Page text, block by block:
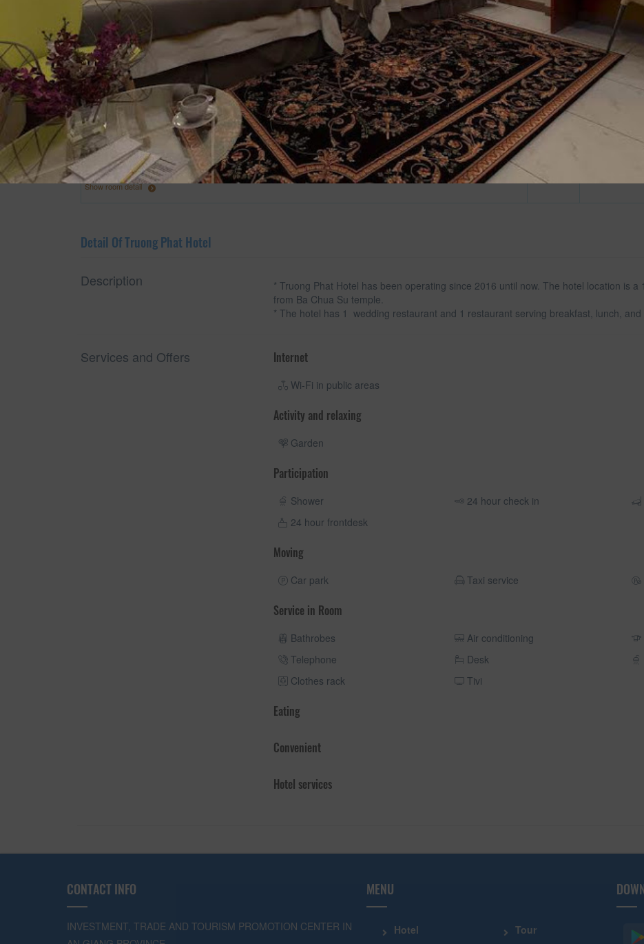
Show room detail
2 giường đôi
Miễn phí
cả các phòng
Detail Of Truong Phat Hotel
Description
* Truong Phat Hotel has been operating since 2016 until now. The hotel location is a
from Ba Chua Su temple.
* The hotel has 1 wedding restaurant and 1 restaurant serving breakfast, lunch, and
Services and Offers Internet
Wi-Fi in public areas
Activity and relaxing
Garden
Participation
Shower 24 hour check in
24 hour frontdesk
Moving
Car park Taxi service
Service in Room
Bathrobes Air conditioning
Telephone
Desk
Clothes rack
Tivi
Eating
Convenient
Hotel services
CONTACT INFO
INVESTMENT, TRADE AND TOURISM PROMOTION CENTER IN
MENU
Hotel Tour